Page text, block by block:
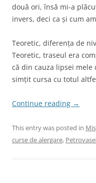
două ori, însă mi-a
invers, deci ca și cum
Teoretic, diferența de
Teoretic, traseul era
că din cauza lipsei
simțit cursa cu totul
Continue reading →
This entry was posted in
curse de alergare,